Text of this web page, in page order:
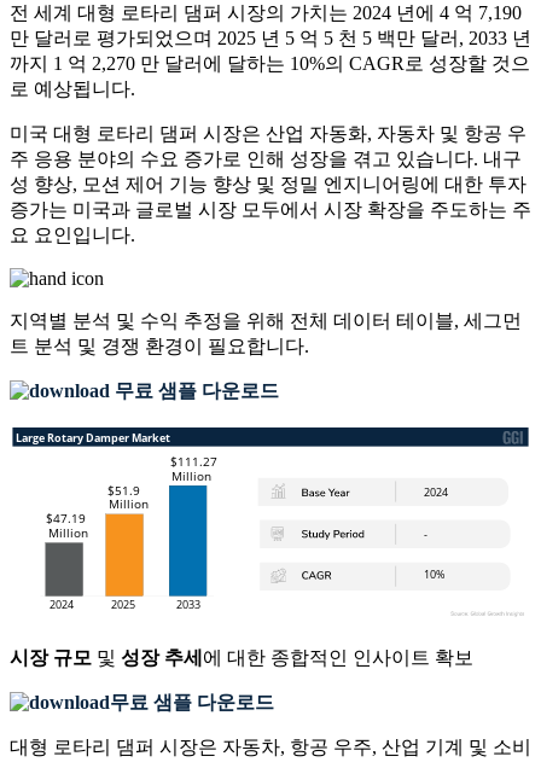
전 세계 대형 로타리 댐퍼 시장의 가치는 2024 년에 4 억 7,190
만 달러로 평가되었으며 2025 년 5 억 5 천 5 백만 달러, 2033 년
까지 1 억 2,270 만 달러에 달하는 10%의 CAGR로 성장할 것으
로 예상됩니다.
미국 대형 로타리 댐퍼 시장은 산업 자동화, 자동차 및 항공 우
주 응용 분야의 수요 증가로 인해 성장을 겪고 있습니다. 내구
성 향상, 모션 제어 기능 향상 및 정밀 엔지니어링에 대한 투자
증가는 미국과 글로벌 시장 모두에서 시장 확장을 주도하는 주
요 요인입니다.
지역별 분석 및 수익 추정을 위해 전체 데이터 테이블, 세그먼
트 분석 및 경쟁 환경이 필요합니다.
무료 샘플 다운로드
시장 규모 및 성장 추세 에 대한 종합적인 인사이트 확보
무료 샘플 다운로드
대형 로타리 댐퍼 시장은 자동차, 항공 우주, 산업 기계 및 소비